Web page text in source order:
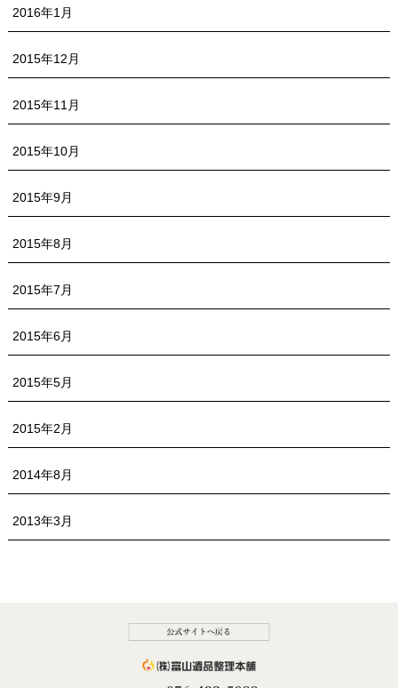
2016年1月
2015年12月
2015年11月
2015年10月
2015年9月
2015年8月
2015年7月
2015年6月
2015年5月
2015年2月
2014年8月
2013年3月